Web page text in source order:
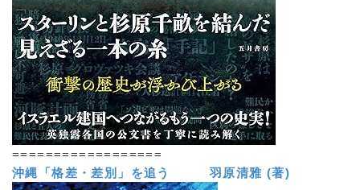
==================
沖縄「格差・差別」を追う 羽原清雅 (著)